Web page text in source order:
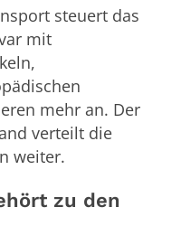
steuert das
mit
mehr an. Der
verteilt die
weiter.
zu den